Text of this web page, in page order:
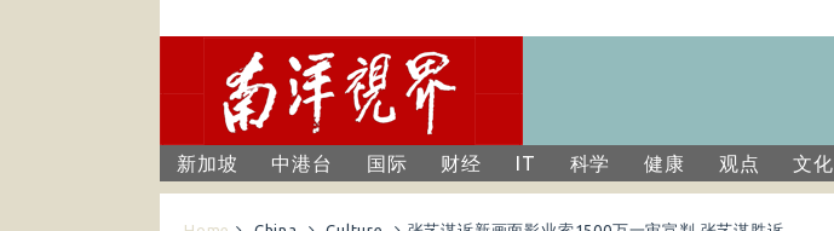
新加坡 中港台 国际 财经 IT 科学 健康 观点 文化